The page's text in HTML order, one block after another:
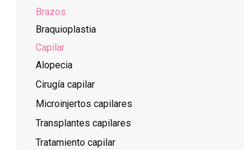
Brazos
Braquioplastia
Capilar
Alopecia
Cirugía capilar
Microinjertos capilares
Transplantes capilares
Tratamiento capilar